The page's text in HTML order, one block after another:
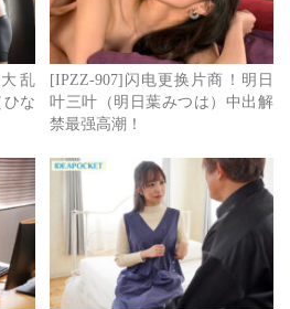
Mei)
看完整图文
乱
な
[IPZZ-907]闪电更换片商！明日
叶三叶（明日葉みつは）中出解
禁最强高潮！